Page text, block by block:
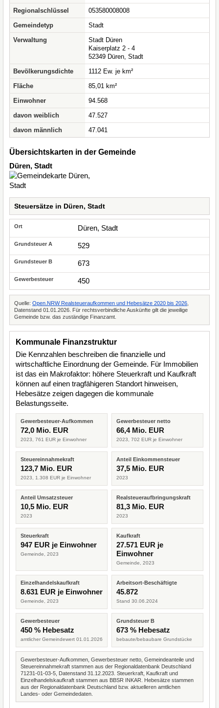
Regionalschlüssel
053580008008
Gemeindetyp
Stadt
Verwaltung
Stadt Düren
Kaiserplatz 2 - 4
52349 Düren, Stadt
Bevölkerungsdichte
1112 Ew. je km²
Fläche
85,01 km²
Einwohner
94.568
davon weiblich
47.527
davon männlich
47.041
Übersichtskarten in der Gemeinde
Düren, Stadt
Steuersätze in Düren, Stadt
Düren, Stadt
529
673
450
Quelle: Open.NRW Realsteueraufkommen und Hebesätze 2020 bis 2026
Datenstand 01.01.2026. Für rechtsverbindliche Auskünfte gilt die jeweilige
Gemeinde bzw. das zuständige Finanzamt.
Kommunale Finanzstruktur
Die Kennzahlen beschreiben die finanzielle und
wirtschaftliche Einordnung der Gemeinde. Für Immobilien
ist das ein Makrofaktor: höhere Steuerkraft und Kaufkraft
können auf einen tragfähigeren Standort hinweisen,
Hebesätze zeigen dagegen die kommunale
Belastungsseite.
Gewerbesteuer-Aufkommen
72,0 Mio. EUR
2023, 761 EUR je Einwohner
Gewerbesteuer netto
66,4 Mio. EUR
2023, 702 EUR je Einwohner
Steuereinnahmekraft
123,7 Mio. EUR
2023, 1.308 EUR je Einwohner
Anteil Einkommensteuer
37,5 Mio. EUR
2023
Anteil Umsatzsteuer
10,5 Mio. EUR
2023
Realsteueraufbringungskraft
81,3 Mio. EUR
2023
Steuerkraft
947 EUR je Einwohner
Gemeinde, 2023
Kaufkraft
27.571 EUR je
Einwohner
Gemeinde, 2023
Einzelhandelskaufkraft
8.631 EUR je Einwohner
Gemeinde, 2023
Arbeitsort-Beschäftigte
45.872
Stand 30.06.2024
Gewerbesteuer
450 % Hebesatz
amtlicher Gemeindewert 01.01.2026
Grundsteuer B
673 % Hebesatz
bebaute/bebaubare Grundstücke
Gewerbesteuer-Aufkommen, Gewerbesteuer netto, Gemeindeanteile und
Steuereinnahmekraft stammen aus der Regionaldatenbank Deutschland
71231-01-03-5, Datenstand 31.12.2023. Steuerkraft, Kaufkraft und
Einzelhandelskaufkraft stammen aus BBSR INKAR. Hebesätze stammen
aus der Regionaldatenbank Deutschland bzw. aktuelleren amtlichen
Landes- oder Gemeindedaten.